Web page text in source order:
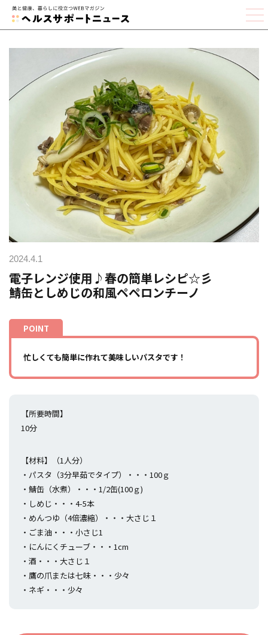
2024.4.1
電子レンジ使用♪春の簡単レシピ☆彡
鯖缶としめじの和風ペペロンチーノ
忙しくても簡単に作れて美味しいパスタです！
【所要時間】
10分
【材料】（1人分）
・パスタ（3分早茹でタイプ）・・・100ｇ
・鯖缶（水煮）・・・1/2缶(100ｇ)
・しめじ・・・4-5本
・めんつゆ（4倍濃縮）・・・大さじ１
・ごま油・・・小さじ1
・にんにくチューブ・・・1cm
・酒・・・大さじ１
・鷹の爪または七味・・・少々
・ネギ・・・少々